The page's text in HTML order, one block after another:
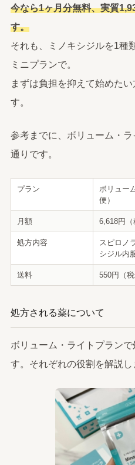
今なら1ヶ月分無料、実質
す。
それも、ミノキシジルを1種
ミニプランで。
まずは負担を抑えて始めた
す。
参考までに、ボリューム・
通りです。
プラン
ボリュー
便）
月額 6,618円
処方内容
スピロノ
シジル内
送料 550円（
処方される薬について
ボリューム・ライトプラン
す。それぞれの役割を解説し